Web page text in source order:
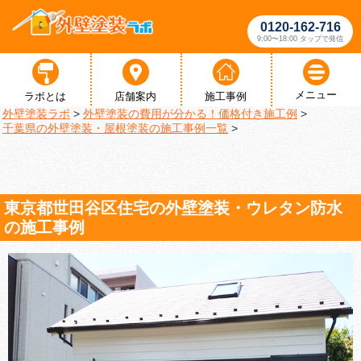
0120-162-716
9:00〜18:00 タップで発信
ラボとは 店舗案内 施工事例 メニュー
外壁塗装ラボ > 外壁塗装の費用が分かる！価格付き施工例 >
千葉県の外壁塗装・屋根塗装の施工事例一覧 >
東京都世田谷区住宅の外壁塗装・ウレタン防水
の施工事例